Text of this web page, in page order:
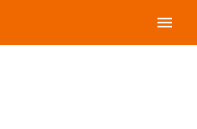
menu